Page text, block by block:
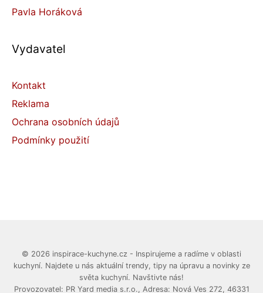
Pavla Horáková
Vydavatel
Kontakt
Reklama
Ochrana osobních údajů
Podmínky použití
© 2026 inspirace-kuchyne.cz - Inspirujeme a radíme v oblasti
kuchyní. Najdete u nás aktuální trendy, tipy na úpravu a novinky ze
světa kuchyní. Navštivte nás!
Provozovatel: PR Yard media s.r.o., Adresa: Nová Ves 272, 46331